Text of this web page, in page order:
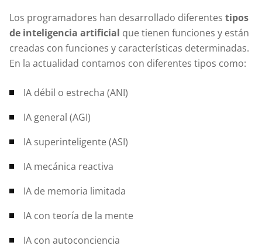
Los programadores han desarrollado diferentes tipos
de inteligencia artificial que tienen funciones y están
creadas con funciones y características determinadas.
En la actualidad contamos con diferentes tipos como:
IA débil o estrecha (ANI)
IA general (AGI)
IA superinteligente (ASI)
IA mecánica reactiva
IA de memoria limitada
IA con teoría de la mente
IA con autoconciencia